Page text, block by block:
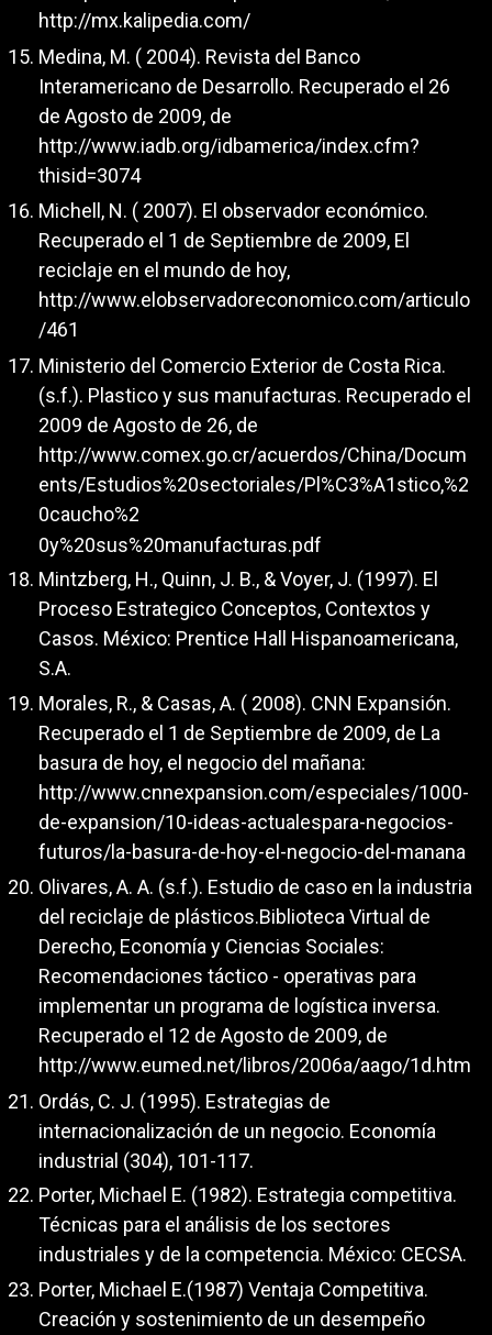
http://mx.kalipedia.com/
Medina, M. ( 2004). Revista del Banco
Interamericano de Desarrollo. Recuperado el 26
de Agosto de 2009, de
http://www.iadb.org/idbamerica/index.cfm?
thisid=3074
Michell, N. ( 2007). El observador económico.
Recuperado el 1 de Septiembre de 2009, El
reciclaje en el mundo de hoy,
http://www.elobservadoreconomico.com/articulo
/461
Ministerio del Comercio Exterior de Costa Rica.
(s.f.). Plastico y sus manufacturas. Recuperado el
2009 de Agosto de 26, de
http://www.comex.go.cr/acuerdos/China/Docum
ents/Estudios%20sectoriales/Pl%C3%A1stico,%2
0caucho%2
0y%20sus%20manufacturas.pdf
Mintzberg, H., Quinn, J. B., & Voyer, J. (1997). El
Proceso Estrategico Conceptos, Contextos y
Casos. México: Prentice Hall Hispanoamericana,
S.A.
Morales, R., & Casas, A. ( 2008). CNN Expansión.
Recuperado el 1 de Septiembre de 2009, de La
basura de hoy, el negocio del mañana:
http://www.cnnexpansion.com/especiales/1000-
de-expansion/10-ideas-actualespara-negocios-
futuros/la-basura-de-hoy-el-negocio-del-manana
Olivares, A. A. (s.f.). Estudio de caso en la industria
del reciclaje de plásticos.Biblioteca Virtual de
Derecho, Economía y Ciencias Sociales:
Recomendaciones táctico - operativas para
implementar un programa de logística inversa.
Recuperado el 12 de Agosto de 2009, de
http://www.eumed.net/libros/2006a/aago/1d.htm
Ordás, C. J. (1995). Estrategias de
internacionalización de un negocio. Economía
industrial (304), 101-117.
Porter, Michael E. (1982). Estrategia competitiva.
Técnicas para el análisis de los sectores
industriales y de la competencia. México: CECSA.
Porter, Michael E.(1987) Ventaja Competitiva.
Creación y sostenimiento de un desempeño